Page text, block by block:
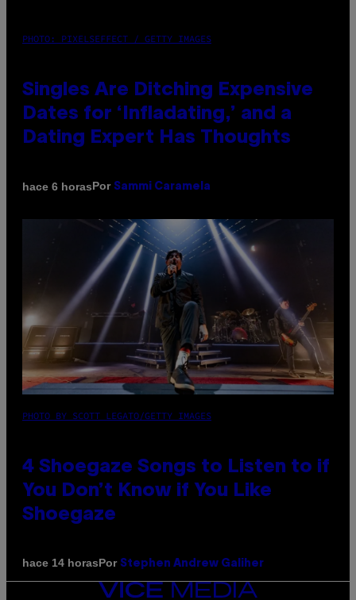
PHOTO: PIXELSEFFECT / GETTY IMAGES
Singles Are Ditching Expensive
Dates for ‘Infladating,’ and a
Dating Expert Has Thoughts
hace 6 horasPor Sammi Caramela
PHOTO BY SCOTT LEGATO/GETTY IMAGES
4 Shoegaze Songs to Listen to if
You Don’t Know if You Like
Shoegaze
hace 14 horasPor Stephen Andrew Galiher
VICE